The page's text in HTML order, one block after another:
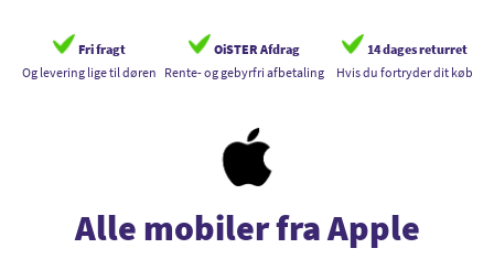
Fri fragt OiSTER Afdrag
14 dages returret
Og levering lige til døren Rente- og gebyrfri afbetaling Hvis du fortryder dit køb
Alle mobiler fra Apple